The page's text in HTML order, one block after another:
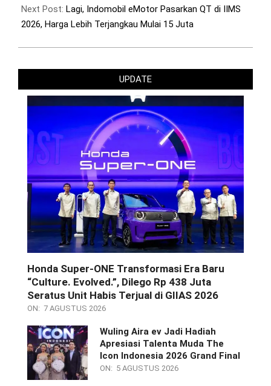
Next Post: Lagi, Indomobil eMotor Pasarkan QT di IIMS
2026, Harga Lebih Terjangkau Mulai 15 Juta
UPDATE
Honda Super-ONE Transformasi Era Baru
“Culture. Evolved.”, Dilego Rp 438 Juta
Seratus Unit Habis Terjual di GIIAS 2026
ON: 7 AGUSTUS 2026
Wuling Aira ev Jadi Hadiah
Apresiasi Talenta Muda The
Icon Indonesia 2026 Grand Final
ON: 5 AGUSTUS 2026